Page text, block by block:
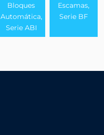
Bloques
Automática,
Serie ABI
Escamas,
Serie BF